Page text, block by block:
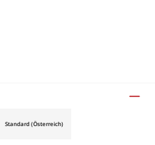
Standard (Österreich)